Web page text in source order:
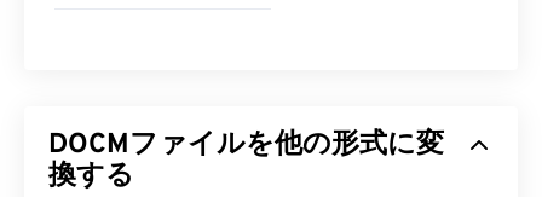
DOCMファイルを他の形式に変
換する